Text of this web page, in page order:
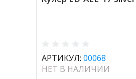
АРТИКУЛ: 00068
НЕТ В НАЛИЧИИ